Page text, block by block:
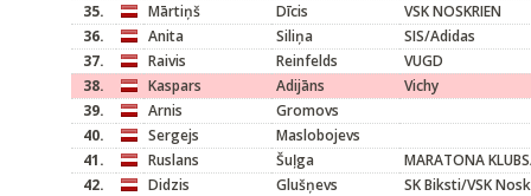
35.
Mārtiņš Dīcis
VSK NOSKRIEN
36.
Anita Siliņa
SIS/Adidas
37.
Raivis Reinfelds
VUGD
38.
Kaspars Adijāns
Vichy
39.
Arnis
Gromovs
40.
Sergejs
Maslobojevs
41.
Ruslans Šuļga
MARATONA
42.
Didzis Glušņevs
SK Biksti/VSK